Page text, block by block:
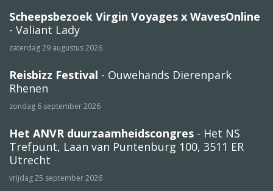
Scheepsbezoek Virgin Voyages x WavesOnline
- Valiant Lady
zaterdag 29 augustus 2026
Reisbizz Festival - Ouwehands Dierenpark
Rhenen
zondag 6 september 2026
Het ANVR duurzaamheidscongres - Het NS
Trefpunt, Laan van Puntenburg 100, 3511 ER
Utrecht
vrijdag 25 september 2026